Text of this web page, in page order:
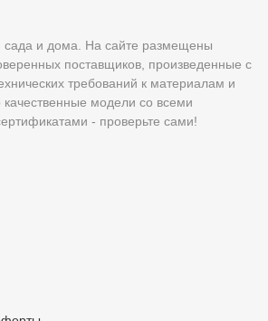
сада и дома. На сайте размещены
поставщиков, произведенные с
требований к материалам и
качественные модели со всеми
- проверьте сами!